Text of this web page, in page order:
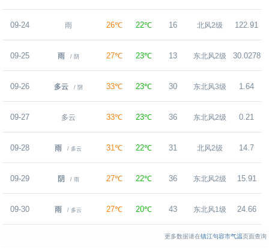
09-24 雨 26℃ 22℃ 16 北风2级 122.91
09-25 雨 / 阴 27℃ 23℃ 13 东北风2级 30.0278
09-26 多云 / 阴 33℃ 23℃ 30 东北风3级 1.64
09-27 多云 33℃ 23℃ 36 东北风2级 0.21
09-28 雨 / 多云 31℃ 22℃ 31 北风2级 14.7
09-29 阴 / 雨 27℃ 22℃ 36 东北风2级 15.91
09-30 雨 / 多云 27℃ 20℃ 43 东北风1级 24.66
更多数据请在镇江句容市气温页面查询